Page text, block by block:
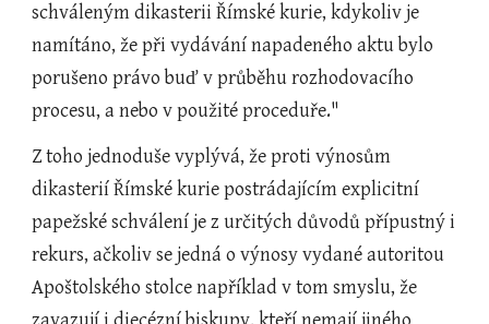
schváleným dikasterii Římské kurie, kdykoliv je
namítáno, že při vydávání napadeného aktu bylo
porušeno právo buď v průběhu rozhodovacího
procesu, a nebo v použité proceduře."
Z toho jednoduše vyplývá, že proti výnosům
dikasterií Římské kurie postrádajícím explicitní
papežské schválení je z určitých důvodů přípustný i
rekurs, ačkoliv se jedná o výnosy vydané autoritou
Apoštolského stolce například v tom smyslu, že